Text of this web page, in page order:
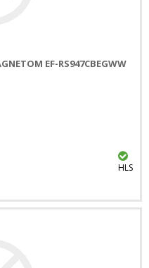
EF-RS947CBEGWW
HLS